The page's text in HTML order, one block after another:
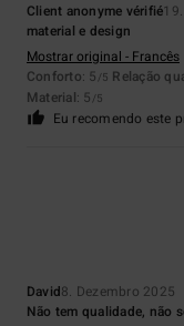
Client anonyme vérifié
material e design
Mostrar original - Francês
Conforto: 5 /5 Relação
Material: 5 /5
Eu recomendo este
David8. Dezembro 2025
Não tem qualidade, não